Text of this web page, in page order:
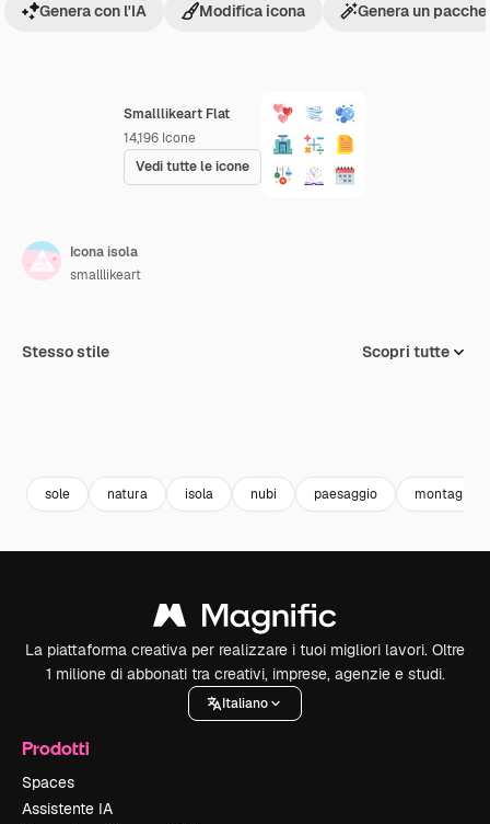
Smalllikeart Flat
14,196 Icone
Vedi tutte le icone
Genera con l'IA Modifica icona Genera un
Icona isola
smalllikeart
Stesso stile Scopri tutte
sole natura isola nubi paesaggio montagne
La piattaforma creativa per realizzare i tuoi migliori lavori. Oltre
1 milione di abbonati tra creativi, imprese, agenzie e studi.
Italiano
Prodotti
Spaces
Assistente IA